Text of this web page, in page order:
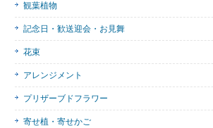
観葉植物
記念日・歓送迎会・お見舞
花束
アレンジメント
プリザーブドフラワー
寄せ植・寄せかご